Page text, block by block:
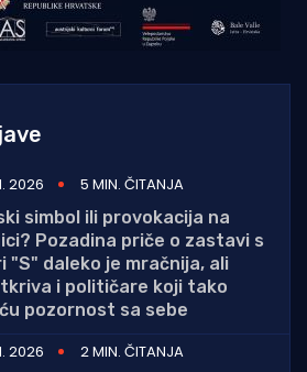
2026
5 MIN. ČITANJA
simbol ili provokacija na
Pozadina priče o zastavi s
"S" daleko je mračnija, ali
i političare koji tako
pozornost sa sebe
2026
2 MIN. ČITANJA